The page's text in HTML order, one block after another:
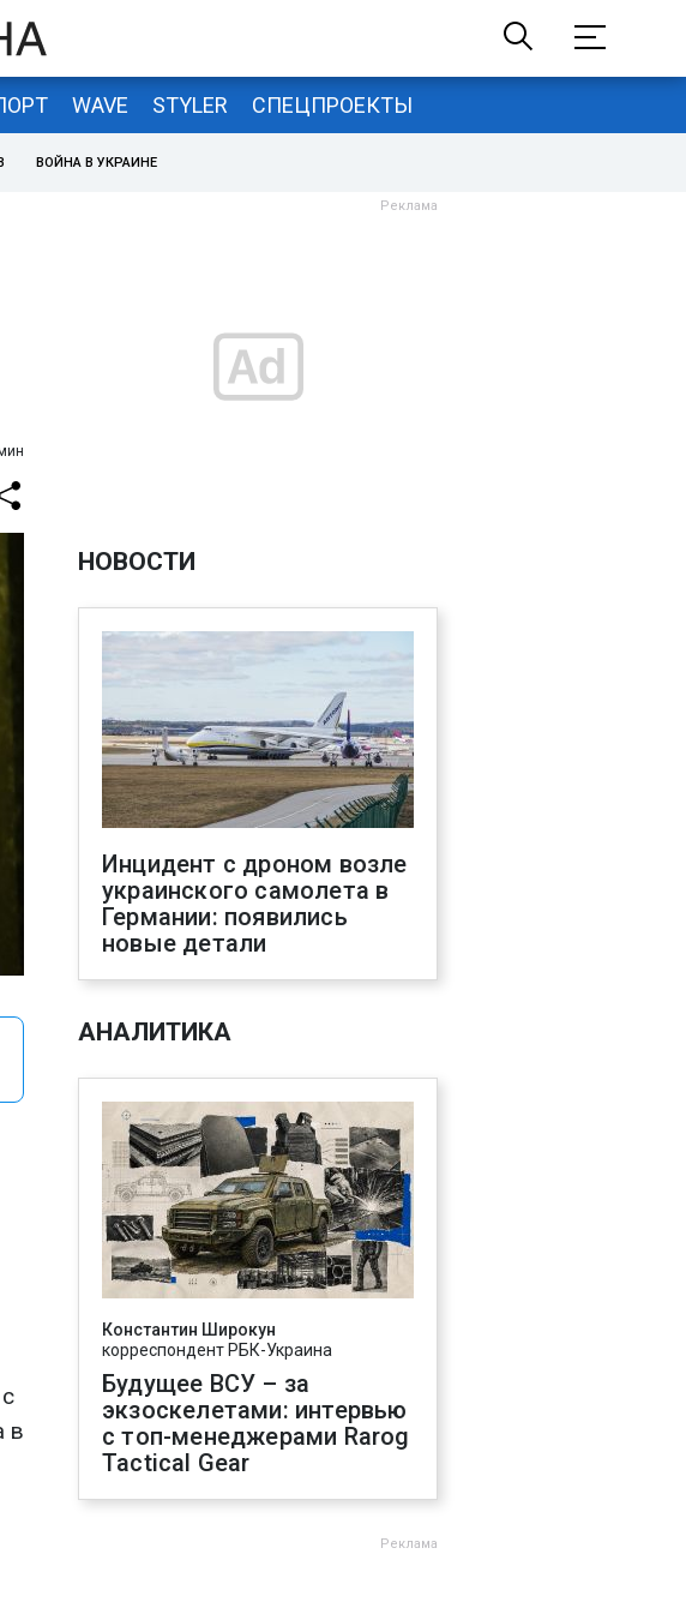
WAVE STYLER СПЕЦПРОЕКТЫ
ВОЙНА В УКРАИНЕ
в
НОВОСТИ
Инцидент с дроном возле
украинского самолета в
Германии: появились
новые детали
АНАЛИТИКА
Константин Широкун
корреспондент РБК-Украина
Будущее ВСУ – за
экзоскелетами: интервью
с топ-менеджерами Rarog
Tactical Gear